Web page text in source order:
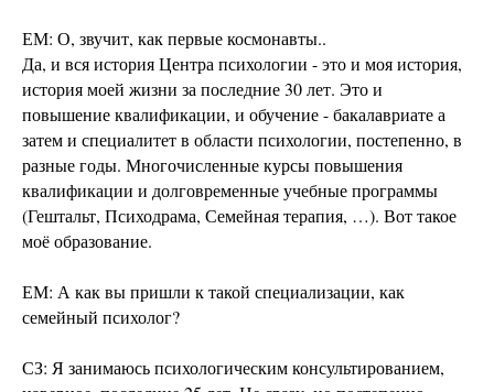
ЕМ: О, звучит, как первые космонавты..
Да, и вся история Центра психологии - это и моя история,
история моей жизни за последние 30 лет. Это и
повышение квалификации, и обучение - бакалавриате а
затем и специалитет в области психологии, постепенно, в
разные годы. Многочисленные курсы повышения
квалификации и долговременные учебные программы
(Гештальт, Психодрама, Семейная терапия, …). Вот такое
моё образование.
ЕМ: А как вы пришли к такой специализации, как
семейный психолог?
СЗ: Я занимаюсь психологическим консультированием,